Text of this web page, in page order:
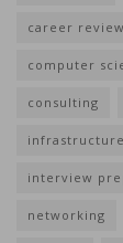
career review
computer
consulting
interview
networking